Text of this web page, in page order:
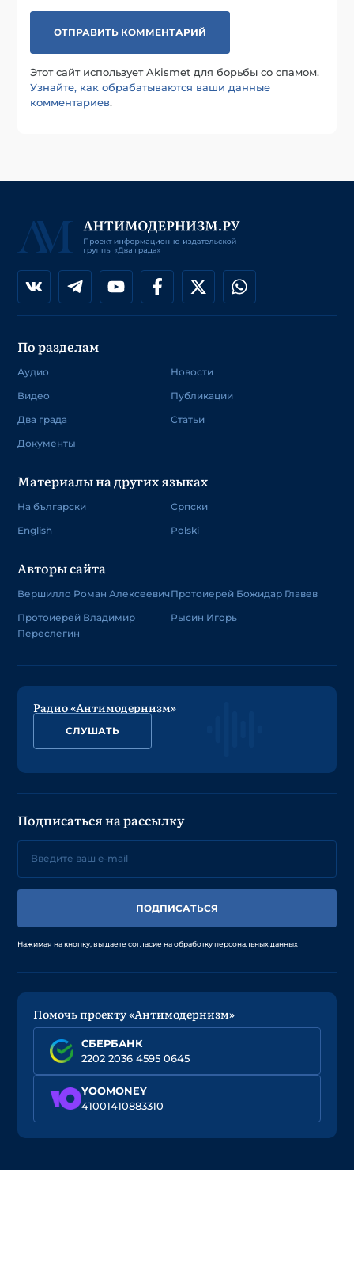
Этот сайт использует Akismet для борьбы со спамом.
Узнайте, как обрабатываются ваши данные
комментариев.
По разделам
Аудио
Видео
Два града
Документы
Новости
Публикации
Статьи
Материалы на других языках
На български
English
Српски
Polski
Авторы сайта
Вершилло Роман Алексеевич
Протоиерей Владимир
Переслегин
Протоиерей Божидар Главев
Рысин Игорь
Радио «Антимодернизм»
СЛУШАТЬ
Подписаться на рассылку
ПОДПИСАТЬСЯ
Нажимая на кнопку, вы даете согласие на обработку персональных данных
Помочь проекту «Антимодернизм»
СБЕРБАНК
2202 2036 4595 0645
YOOMONEY
41001410883310